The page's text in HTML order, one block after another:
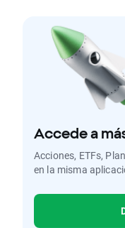
Accede a
Acciones, ETFs,
en la misma